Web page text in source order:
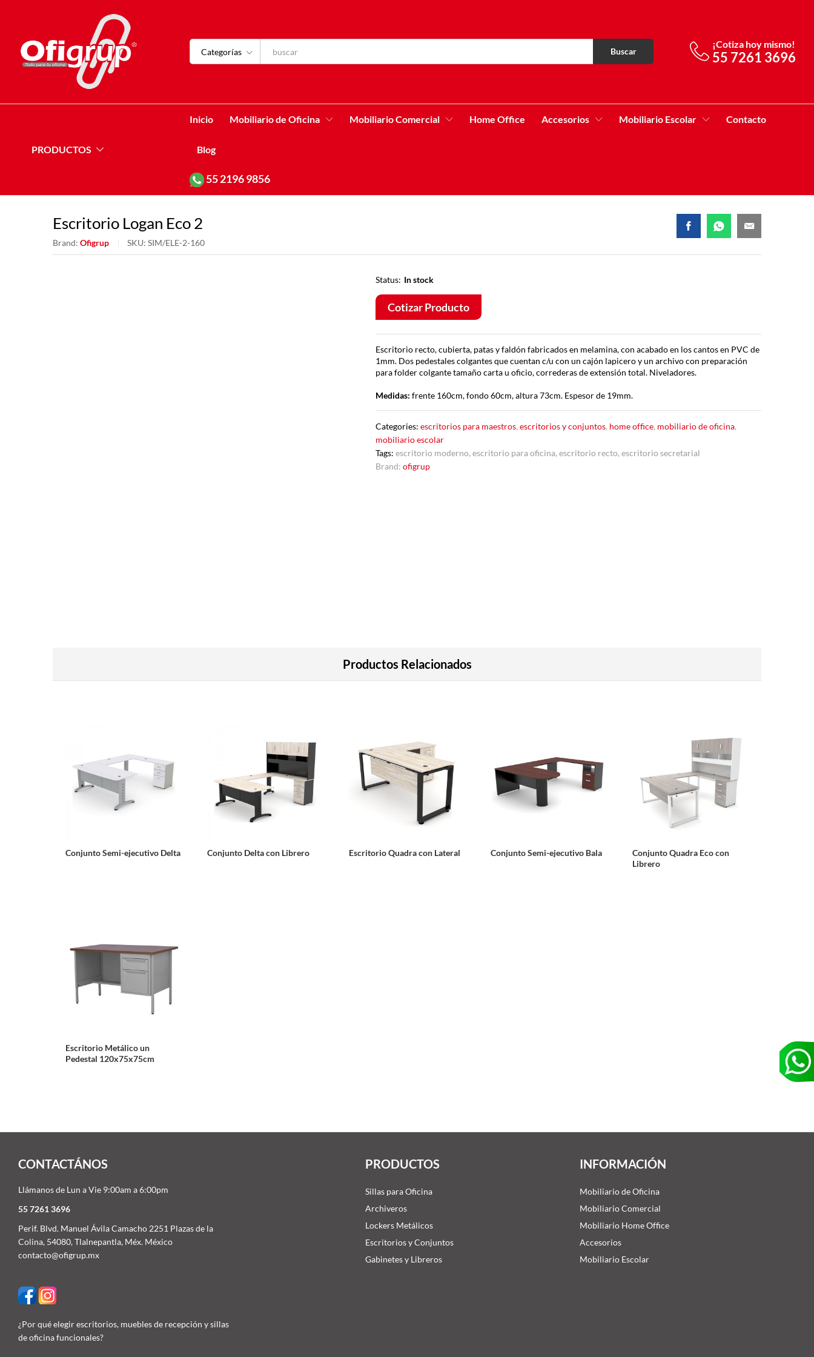
Categorías Buscar
¡Cotiza hoy mismo!
55 7261 3696
PRODUCTOS
Inicio Mobiliario de Oficina Mobiliario Comercial Home Office Accesorios Mobiliario Escolar Contacto
Blog
552196 9856
Escritorio Logan Eco 2
Brand: Ofigrup SKU: SIM/ELE-2-160
Status: In stock
Cotizar Producto
Escritorio recto, cubierta, patas y faldón fabricados en melamina, con acabado en los cantos en PVC de
1mm. Dos pedestales colgantes que cuentan c/u con un cajón lapicero y un archivo con preparación
para folder colgante tamaño carta u oficio, correderas de extensión total. Niveladores.
Medidas: frente 160cm, fondo 60cm, altura 73cm. Espesor de 19mm.
Categories:escritorios para maestros,escritorios y conjuntos, home office, mobiliario de oficina,
mobiliario escolar
Tags:escritorio moderno,escritorio para oficina,escritorio recto,escritorio secretarial
Brand:ofigrup
Productos Relacionados
Conjunto Semi-ejecutivo Delta Conjunto Delta con Librero Escritorio Quadra con Lateral Conjunto Semi-ejecutivo Bala
Conjunto Quadra Eco con
Librero
Escritorio Metálico un
Pedestal 120x75x75cm
CONTACTÁNOS
Llámanos de Lun a Vie 9:00am a 6:00pm
55 7261 3696
Perif. Blvd. Manuel Ávila Camacho 2251 Plazas de la
Colina, 54080, Tlalnepantla, Méx. México
contacto@ofigrup.mx
¿Por qué elegir escritorios, muebles de recepción y sillas
de oficina funcionales?
PRODUCTOS
Sillas para Oficina
Archiveros
Lockers Metálicos
Escritorios y Conjuntos
Gabinetes y Libreros
INFORMACIÓN
Mobiliario de Oficina
Mobiliario Comercial
Mobiliario Home Office
Accesorios
Mobiliario Escolar